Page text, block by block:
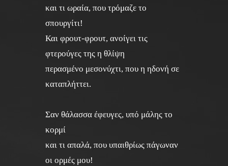
και τι ωραία, που τρόμαζε το
σπουργίτι!
Και φρουτ-φρουτ, ανοίγει τις
φτερούγες της η θλίψη
περασμένο μεσονύχτι, που η ηδονή σε
καταπλήττει.
Σαν θάλασσα έφευγες, υπό μάλης το
κορμί
και τι απαλά, που υπαιθρίως πάγωναν
οι ορμές μου!